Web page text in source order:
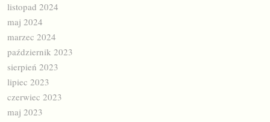
listopad 2024
maj 2024
marzec 2024
październik 2023
sierpień 2023
lipiec 2023
czerwiec 2023
maj 2023